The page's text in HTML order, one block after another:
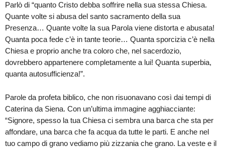
Parlò di “quanto Cristo debba soffrire nella sua stessa Chiesa.
Quante volte si abusa del santo sacramento della sua
Presenza… Quante volte la sua Parola viene distorta e abusata!
Quanta poca fede c’è in tante teorie… Quanta sporcizia c’è nella
Chiesa e proprio anche tra coloro che, nel sacerdozio,
dovrebbero appartenere completamente a lui! Quanta superbia,
quanta autosufficienza!”.
Parole da profeta biblico, che non risuonavano così dai tempi di
Caterina da Siena. Con un’ultima immagine agghiacciante:
“Signore, spesso la tua Chiesa ci sembra una barca che sta per
affondare, una barca che fa acqua da tutte le parti. E anche nel
tuo campo di grano vediamo più zizzania che grano. La veste e il